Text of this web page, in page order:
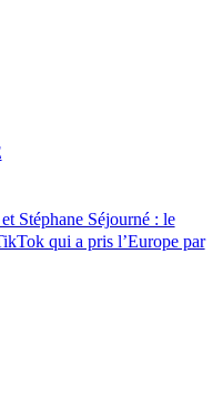
Stéphane Séjourné : le
qui a pris l’Europe par